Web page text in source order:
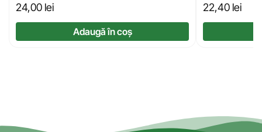
24,00 lei
Adaugă în coș
22,40 lei